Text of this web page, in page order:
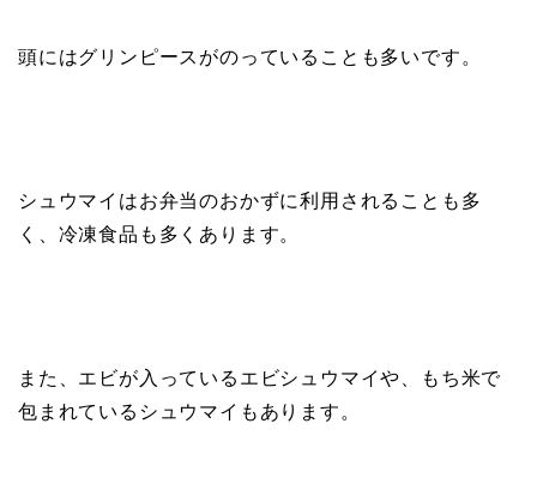
頭にはグリンピースがのっていることも多いです。
シュウマイはお弁当のおかずに利用されることも多
く、冷凍食品も多くあります。
また、エビが入っているエビシュウマイや、もち米で
包まれているシュウマイもあります。